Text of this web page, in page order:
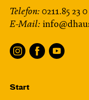
Karten
Telefon: 0211.85 23 0
E-Mail:
Start